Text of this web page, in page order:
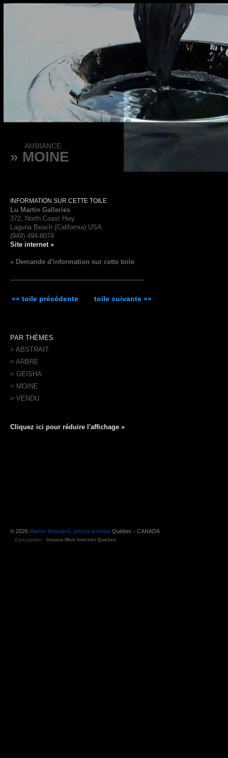
AMBIANCE
» MOINE
INFORMATION SUR CETTE TOILE
Lu Martin Galleries
372, North Coast Hwy
Laguna Beach (California) USA
(949) 494-8074
Site internet »
» Demande d'information sur cette toile
«« toile précédente toile suivante »»
PAR THÈMES
> ABSTRAIT
> ARBRE
> GEISHA
> MOINE
> VENDU
Cliquez ici pour réduire l'affichage »
© 2026 Martin Beaupré, artiste peintre Québec - CANADA
Conception : Innova-Web Internet Quebec